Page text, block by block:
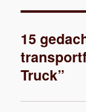
15
Truck”